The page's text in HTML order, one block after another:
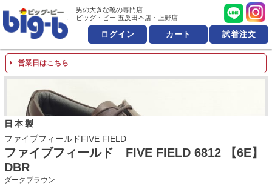
男の大きな靴の専門店 ビッ
男の大きな靴の専門店
ビッグ・ビー 五反田本店・上野店
ログイン カート 試着注文
営業日はこちら
日本製
ファイブフィールドFIVE FIELD
ファイブフィールド FIVE FIELD 6812 【6E】
DBR
ダークブラウン